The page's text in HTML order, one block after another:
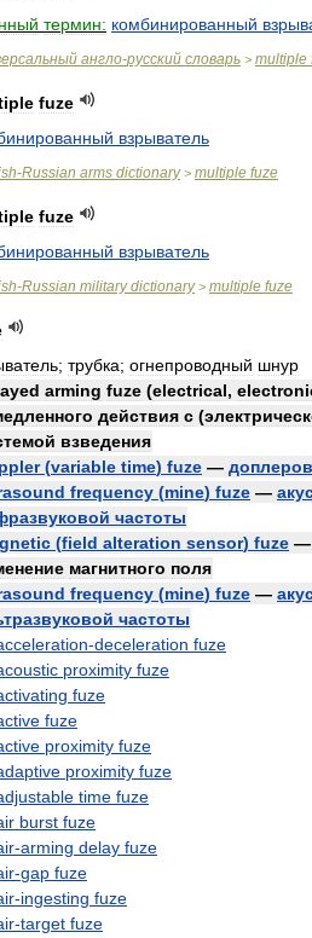
термин: комбинированный
англо-русский словарь > multiple
fuze
взрыватель
-Russian arms dictionary> multiple fuze
fuze
взрыватель
-Russian military dictionary> multiple fuze
; трубка; огнепроводный шнур
arming fuze (electrical,
действия с (
взведения
(variable time) fuze —
frequency (mine) fuze —
частоты
(field alteration sensor) fuze —
магнитного поля
frequency (mine) fuze —
частоты
-deceleration fuze
proximity fuze
fuze
fuze
proximity fuze
proximity fuze
time fuze
burst fuze
-arming delay fuze
-gap fuze
-ingesting fuze
-target fuze